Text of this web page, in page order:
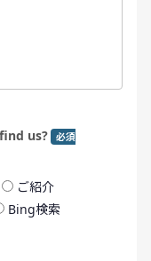
us? 必須
ご紹介
Bing検索